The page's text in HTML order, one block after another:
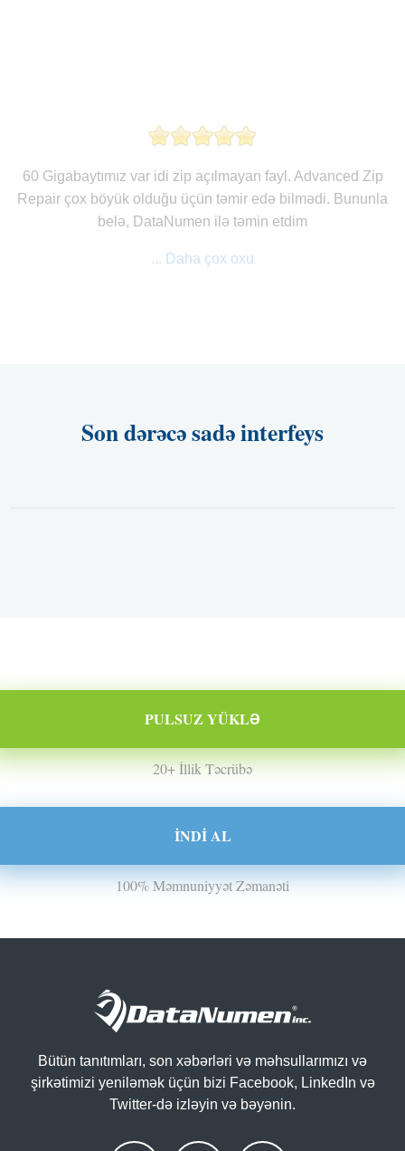
60 Gigabaytımız var idi zip açılmayan fayl. Advanced Zip
Repair çox böyük olduğu üçün təmir edə bilmədi. Bununla
belə, DataNumen ilə təmin etdim
... Daha çox oxu
Son dərəcə sadə interfeys
PULSUZ YÜKLƏ
20+ İllik Təcrübə
İNDI AL
100% Məmnuniyyət Zəmanəti
Bütün tanıtımları, son xəbərləri və məhsullarımızı və
şirkətimizi yeniləmək üçün bizi Facebook, LinkedIn və
Twitter-də izləyin və bəyənin.